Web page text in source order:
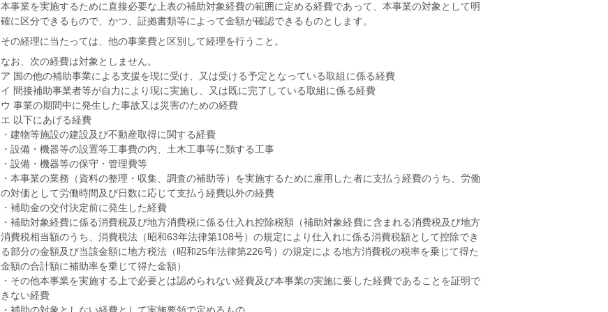
本事業を実施するために直接必要な上表の補助対象経費の範囲に定める経費であって、本事業の対象として明
確に区分できるもので、かつ、証拠書類等によって金額が確認できるものとします。
その経理に当たっては、他の事業費と区別して経理を行うこと。
なお、次の経費は対象としません。
ア 国の他の補助事業による支援を現に受け、又は受ける予定となっている取組に係る経費
イ 間接補助事業者等が自力により現に実施し、又は既に完了している取組に係る経費
ウ 事業の期間中に発生した事故又は災害のための経費
エ 以下にあげる経費
・建物等施設の建設及び不動産取得に関する経費
・設備・機器等の設置等工事費の内、土木工事等に類する工事
・設備・機器等の保守・管理費等
・本事業の業務（資料の整理・収集、調査の補助等）を実施するために雇用した者に支払う経費のうち、労働
の対価として労働時間及び日数に応じて支払う経費以外の経費
・補助金の交付決定前に発生した経費
・補助対象経費に係る消費税及び地方消費税に係る仕入れ控除税額（補助対象経費に含まれる消費税及び地方
消費税相当額のうち、消費税法（昭和63年法律第108号）の規定により仕入れに係る消費税額として控除でき
る部分の金額及び当該金額に地方税法（昭和25年法律第226号）の規定による地方消費税の税率を乗じて得た
金額の合計額に補助率を乗じて得た金額）
・その他本事業を実施する上で必要とは認められない経費及び本事業の実施に要した経費であることを証明で
きない経費